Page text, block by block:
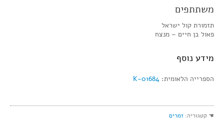
משתתפים
תזמורת קול ישראל
פאול בן חיים – מנצח
מידע נוסף
הספרייה הלאומית: K-01684
☚ קטגוריה: זמרים